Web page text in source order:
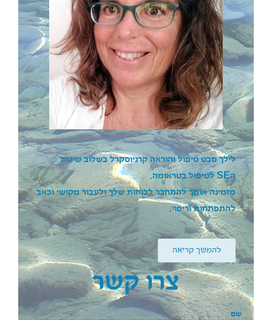
לילך סבט טיפול והוראה קרניוסקרל בשלוב שיטת
הSEלטיפול בטראומה.
מזמינה אותך להתחבר לכוחות שלך ולעבור מקושי וכאב
להתפתחות וריפוי.
להמשך קריאה
צרו קשר
שם